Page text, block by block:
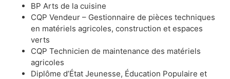
BP Arts de la cuisine
CQP Vendeur – Gestionnaire de pièces techniques
en matériels agricoles, construction et espaces
verts
CQP Technicien de maintenance des matériels
agricoles
Diplôme d’État Jeunesse, Éducation Populaire et